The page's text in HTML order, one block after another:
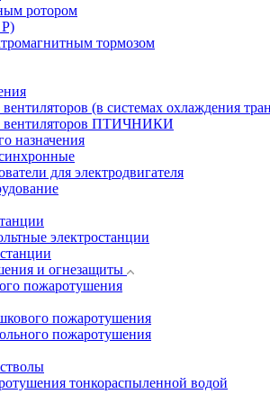
ротором
тормозом
(в системах охлаждения
вентиляторов ПТИЧНИКИ
назначения
для электродвигателя
электростанции
и огнезащиты
пожаротушения
пожаротушения
пожаротушения
тонкораспыленной водой